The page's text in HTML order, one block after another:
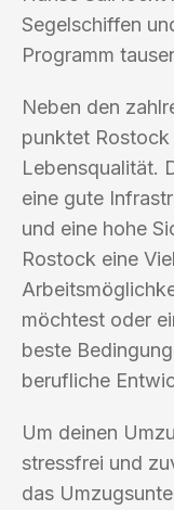
Segelschiffen
Programm
Neben den
punktet Rostock
Lebensqualität.
eine gute
und eine hohe
Rostock eine
möchtest oder
beste
berufliche
Um deinen
stressfrei und
das